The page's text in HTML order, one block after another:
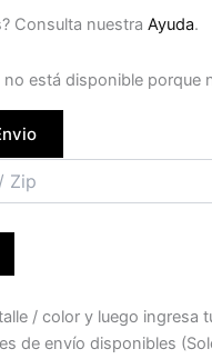
Consulta nuestra Ayuda.
está disponible porque
/ color y luego ingresa
de envío disponibles